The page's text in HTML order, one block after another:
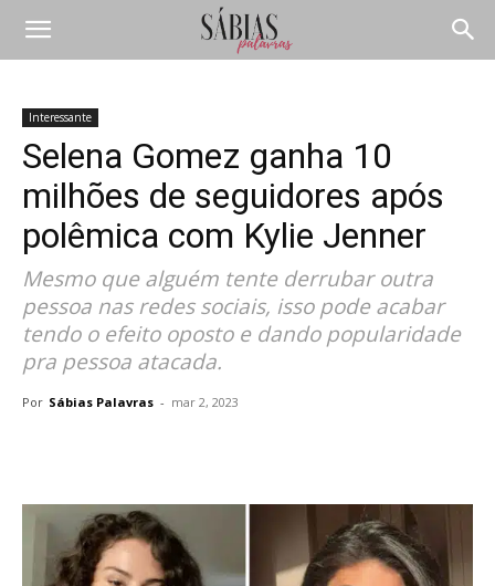
Interessante
Selena Gomez ganha 10
milhões de seguidores após
polêmica com Kylie Jenner
Mesmo que alguém tente derrubar outra
pessoa nas redes sociais, isso pode acabar
tendo o efeito oposto e dando popularidade
pra pessoa atacada.
Por Sábias Palavras - mar 2, 2023